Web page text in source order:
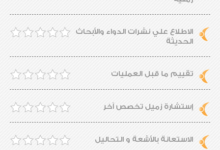
الاطلاع علي نشرات الدواء والأبحاث
الحديثة
تقييم ما قبل العمليات
إستشارة زميل تخصص آخر
الاستعانة بالأشعة و التحاليل